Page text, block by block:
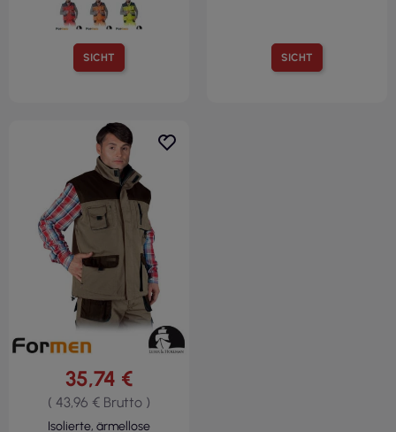
SICHT SICHT
35,74 €
( 43,96 € Brutto )
Isolierte, ärmellose